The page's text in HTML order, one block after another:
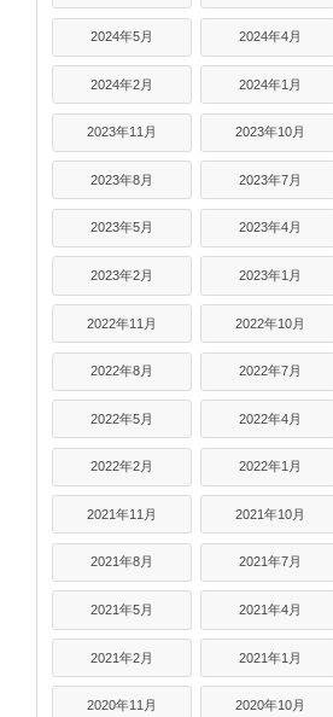
2024年5月 2024年4月
2024年2月 2024年1月
2023年11月 2023年10月
2023年8月 2023年7月
2023年5月 2023年4月
2023年2月 2023年1月
2022年11月 2022年10月
2022年8月 2022年7月
2022年5月 2022年4月
2022年2月 2022年1月
2021年11月 2021年10月
2021年8月 2021年7月
2021年5月 2021年4月
2021年2月 2021年1月
2020年11月 2020年10月